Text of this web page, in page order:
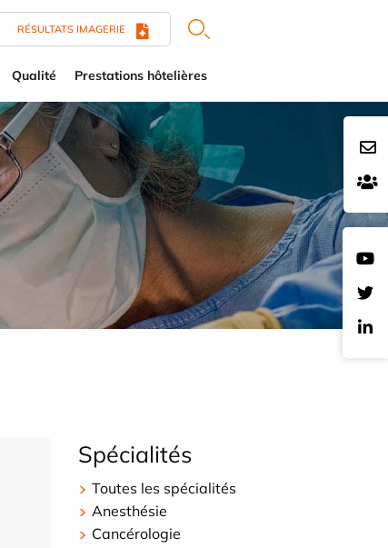
RÉSULTATS IMAGERIE
Qualité Prestations hôtelières
Spécialités
Toutes les spécialités
Anesthésie
Cancérologie